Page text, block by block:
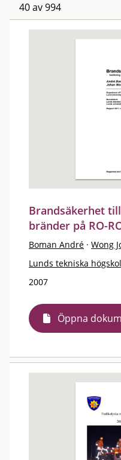
40 av 994
Brandsäkerhet
bränder på RO-
Boman André · Wong
Lunds tekniska
2007
Öppna